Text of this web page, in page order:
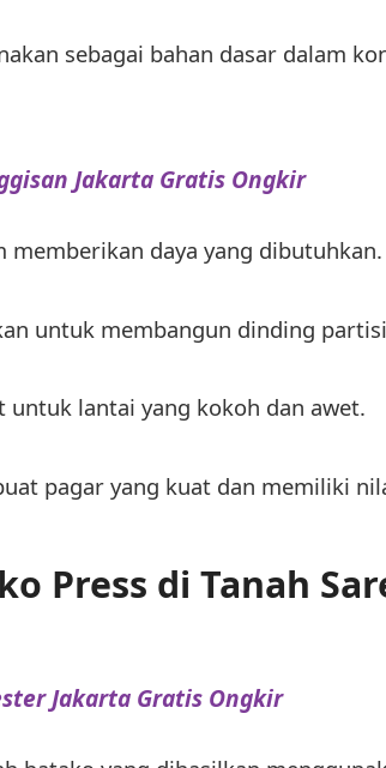
sebagai bahan dasar dalam
Jakarta Gratis Ongkir
memberikan daya yang dibutuhkan.
untuk membangun dinding
lantai yang kokoh dan awet.
pagar yang kuat dan memiliki
Press di Tanah
Jakarta Gratis Ongkir